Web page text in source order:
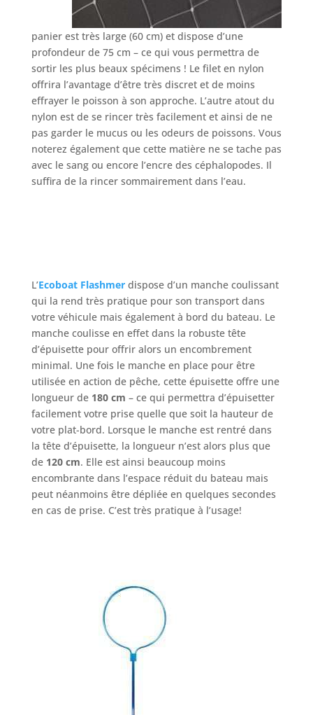
panier est très large (60 cm) et dispose d’une
profondeur de 75 cm – ce qui vous permettra de
sortir les plus beaux spécimens ! Le filet en nylon
offrira l’avantage d’être très discret et de moins
effrayer le poisson à son approche. L’autre atout du
nylon est de se rincer très facilement et ainsi de ne
pas garder le mucus ou les odeurs de poissons. Vous
noterez également que cette matière ne se tache pas
avec le sang ou encore l’encre des céphalopodes. Il
suffira de la rincer sommairement dans l’eau.
L’Ecoboat Flashmerdispose d’un manche coulissant
qui la rend très pratique pour son transport dans
votre véhicule mais également à bord du bateau. Le
manche coulisse en effet dans la robuste tête
d’épuisette pour offrir alors un encombrement
minimal. Une fois le manche en place pour être
utilisée en action de pêche, cette épuisette offre une
longueur de 180 cm – ce qui permettra d’épuisetter
facilement votre prise quelle que soit la hauteur de
votre plat-bord. Lorsque le manche est rentré dans
la tête d’épuisette, la longueur n’est alors plus que
de120 cm. Elle est ainsi beaucoup moins
encombrante dans l’espace réduit du bateau mais
peut néanmoins être dépliée en quelques secondes
en cas de prise. C’est très pratique à l’usage!